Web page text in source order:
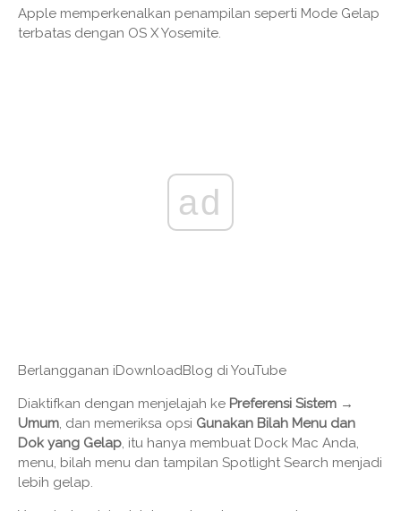
Apple memperkenalkan penampilan seperti Mode Gelap
terbatas dengan OS X Yosemite.
ad
Berlangganan iDownloadBlog di YouTube
Diaktifkan dengan menjelajah ke Preferensi Sistem →
Umum, dan memeriksa opsi Gunakan Bilah Menu dan
Dok yang Gelap, itu hanya membuat Dock Mac Anda,
menu, bilah menu dan tampilan Spotlight Search menjadi
lebih gelap.